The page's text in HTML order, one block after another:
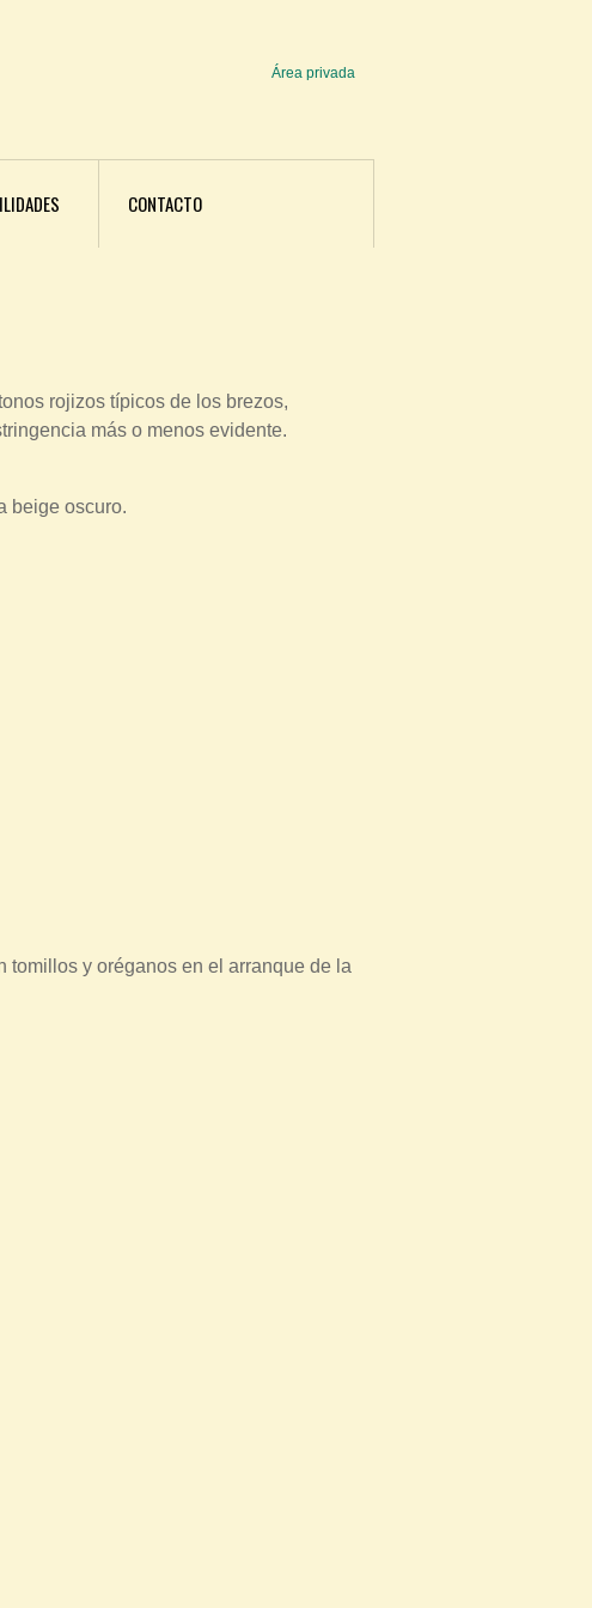
e
Área privada
CONTACTO
rojizos típicos de los brezos,
más o menos evidente.
beige oscuro.
tomillos y oréganos en el arranque de la